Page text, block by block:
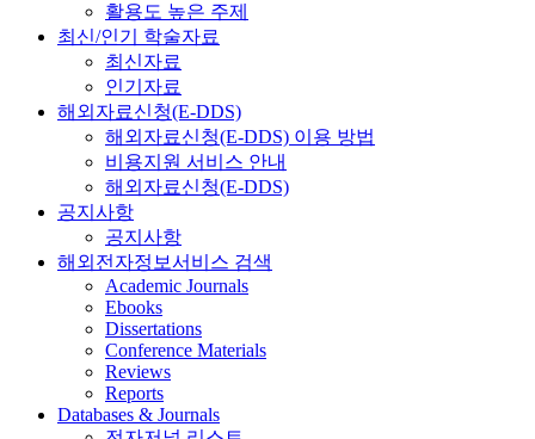
활용도 높은 주제
최신/인기 학술자료
최신자료
인기자료
해외자료신청(E-DDS)
해외자료신청(E-DDS) 이용 방법
비용지원 서비스 안내
해외자료신청(E-DDS)
공지사항
공지사항
해외전자정보서비스 검색
Academic Journals
Ebooks
Dissertations
Conference Materials
Reviews
Reports
Databases & Journals